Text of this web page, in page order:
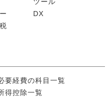
DX
要経費の科目一覧
得控除一覧